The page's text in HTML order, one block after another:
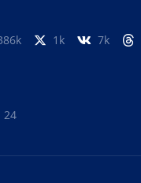
1k 7k
24